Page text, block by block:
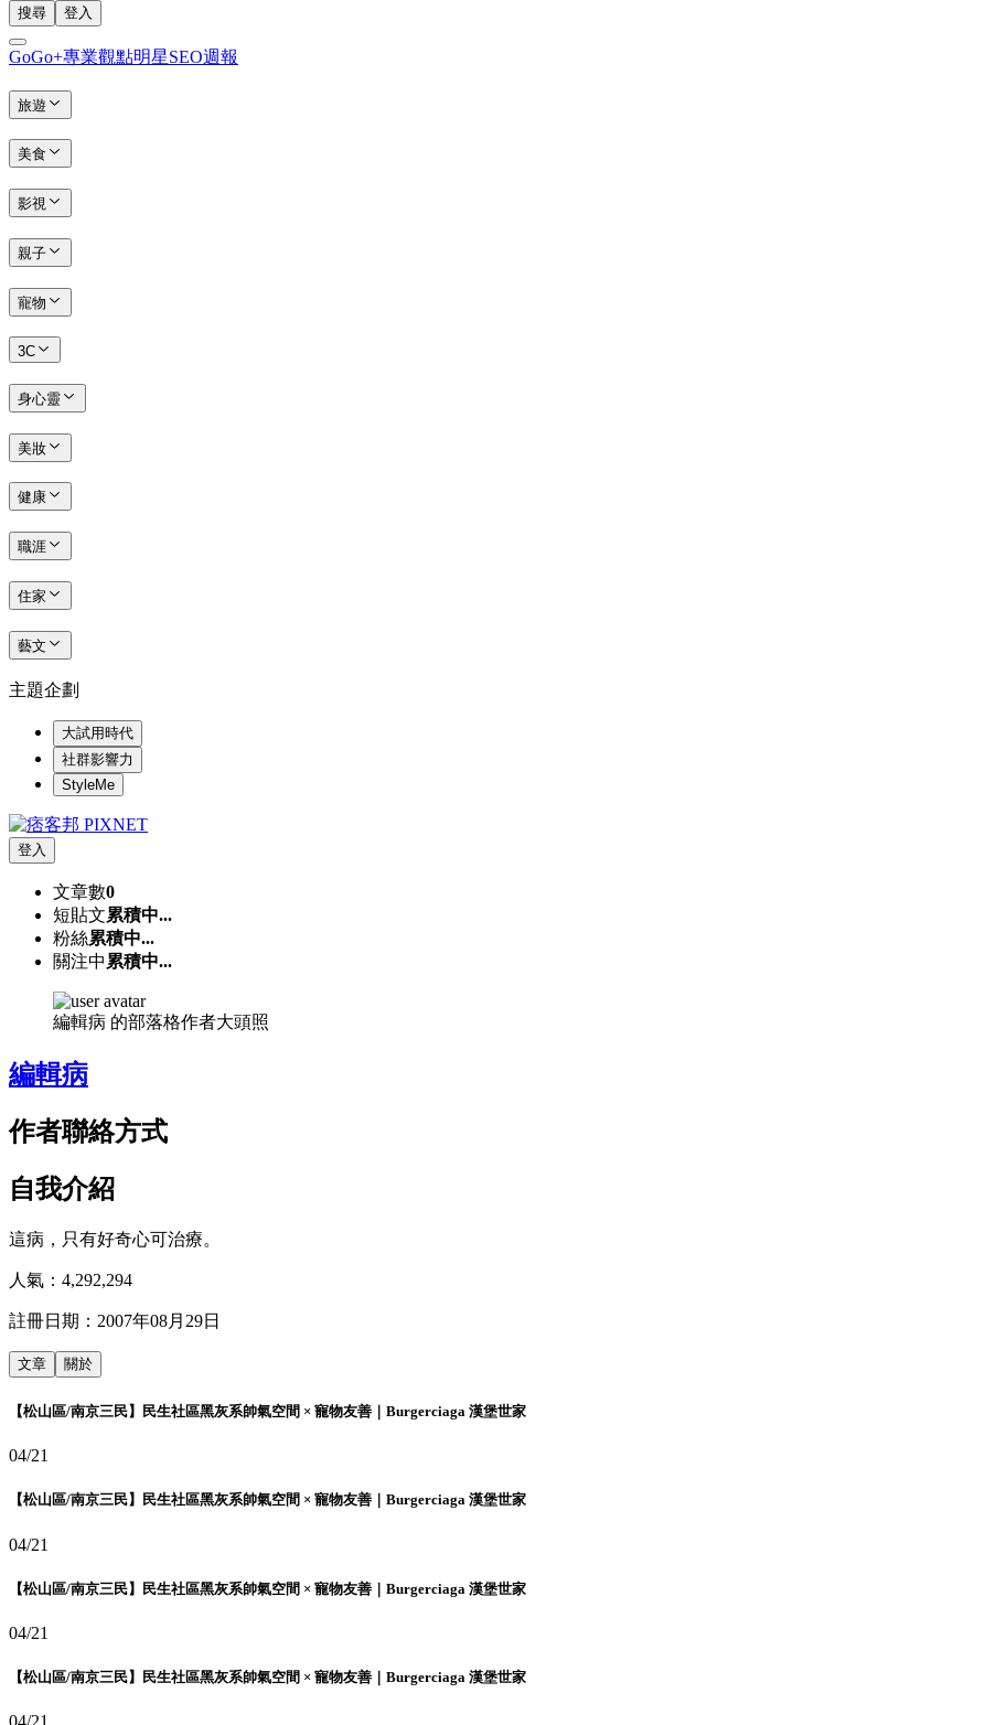
搜尋 登入
GoGo+專業觀點明星SEO週報
旅遊
美食
影視
親子
寵物
3C
身心靈
美妝
健康
職涯
住家
藝文
主題企劃
大試用時代
社群影響力
StyleMe
登入
文章數0
短貼文累積中...
粉絲累積中...
關注中 累積中...
編輯病 的部落格作者大頭照
編輯病
作者聯絡方式
自我介紹
這病，只有好奇心可治療。
人氣： 4,292,294
註冊日期： 2007年08月29日
文章 關於
【松山區/南京三民】民生社區黑灰系帥氣空間 × 寵物友善｜Burgerciaga 漢堡世家
04/21
【松山區/南京三民】民生社區黑灰系帥氣空間 × 寵物友善｜Burgerciaga 漢堡世家
04/21
【松山區/南京三民】民生社區黑灰系帥氣空間 × 寵物友善｜Burgerciaga 漢堡世家
04/21
【松山區/南京三民】民生社區黑灰系帥氣空間 × 寵物友善｜Burgerciaga 漢堡世家